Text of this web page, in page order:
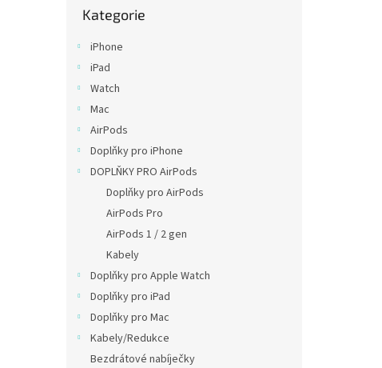
kategorie
Kategorie
iPhone
iPad
Watch
Mac
AirPods
Doplňky pro iPhone
DOPLŇKY PRO AirPods
Doplňky pro AirPods
AirPods Pro
AirPods 1 / 2 gen
Kabely
Doplňky pro Apple Watch
Doplňky pro iPad
Doplňky pro Mac
Kabely/Redukce
Bezdrátové nabíječky